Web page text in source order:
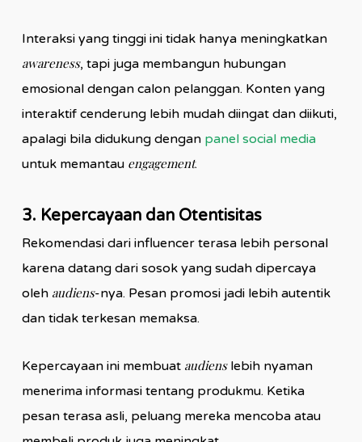
Interaksi yang tinggi ini tidak hanya meningkatkan
awareness, tapi juga membangun hubungan
emosional dengan calon pelanggan. Konten yang
interaktif cenderung lebih mudah diingat dan diikuti,
apalagi bila didukung dengan panel social media
untuk memantau engagement.
3. Kepercayaan dan Otentisitas
Rekomendasi dari influencer terasa lebih personal
karena datang dari sosok yang sudah dipercaya
oleh audiens-nya. Pesan promosi jadi lebih autentik
dan tidak terkesan memaksa.
Kepercayaan ini membuat audiens lebih nyaman
menerima informasi tentang produkmu. Ketika
pesan terasa asli, peluang mereka mencoba atau